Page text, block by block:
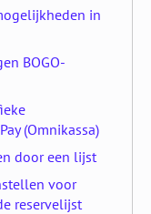
in
BOGO-
(Omnikassa)
door een lijst
voor
reservelijst